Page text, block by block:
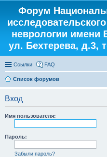
Форум
неврологии имени
ул. Бехтерева, д.3,
Ссылки FAQ
Список форумов
Вход
Имя пользователя:
Пароль:
Забыли пароль?